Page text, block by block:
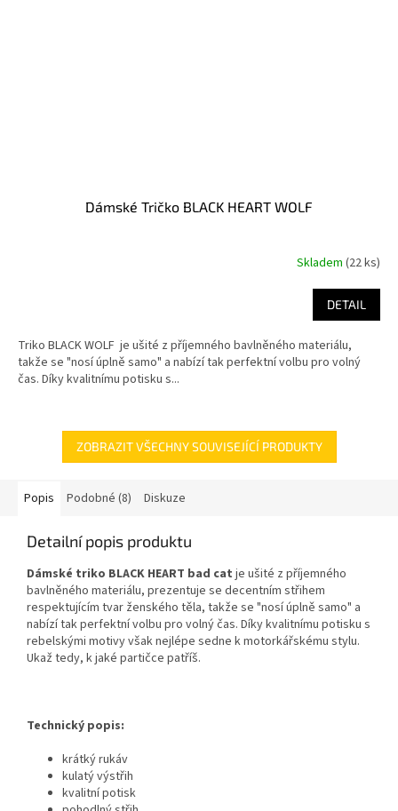
Dámské Tričko BLACK HEART WOLF
Skladem (22 ks)
DETAIL
Triko BLACK WOLF je ušité z příjemného bavlněného materiálu,
takže se "nosí úplně samo" a nabízí tak perfektní volbu pro volný
čas. Díky kvalitnímu potisku s...
ZOBRAZIT VŠECHNY SOUVISEJÍCÍ PRODUKTY
Popis Podobné (8) Diskuze
Detailní popis produktu
Dámské triko BLACK HEART bad cat je ušité z příjemného
bavlněného materiálu, prezentuje se decentním střihem
respektujícím tvar ženského těla, takže se "nosí úplně samo" a
nabízí tak perfektní volbu pro volný čas. Díky kvalitnímu potisku s
rebelskými motivy však nejlépe sedne k motorkářskému stylu.
Ukaž tedy, k jaké partičce patříš.
Technický popis:
krátký rukáv
kulatý výstřih
kvalitní potisk